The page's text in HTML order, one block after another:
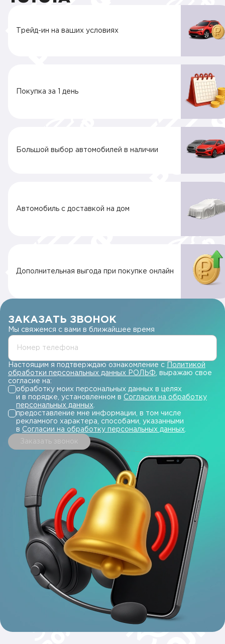
Трейд-ин на ваших условиях
Покупка за 1 день
Большой выбор автомобилей в наличии
Автомобиль с доставкой на дом
Дополнительная выгода при покупке онлайн
ЗАКАЗАТЬ ЗВОНОК
Мы свяжемся с вами в ближайшее время
Номер телефона
Настоящим я подтверждаю ознакомление с
Политикой
обработки персональных данных РОЛЬФ , выражаю свое
согласие на:
обработку моих персональных данных в целях
и в порядке, установленном в Согласии на обработку
персональных данных
предоставление мне информации, в том числе
рекламного характера, способами, указанными
в Согласии на обработку персональных данных
Заказать звонок